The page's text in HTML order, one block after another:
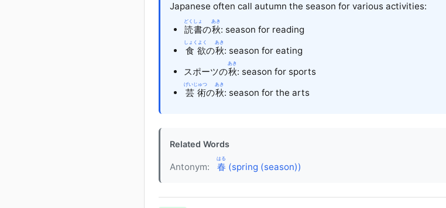
Japanese often call autumn the season for various activities:
読書
どくしょ
の秋
あき
: season for reading
食欲
しょくよく
の秋
あき
: season for eating
スポーツの秋
あき
: season for sports
芸術
げいじゅつ
の秋
あき
: season for the arts
Related Words
Antonym: 春
はる
(spring (season))